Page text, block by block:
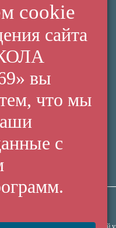
согласуется с администрацией
cookie
сайта
вы
что мы
с